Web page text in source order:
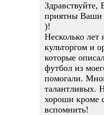
приятны Ваши
)!
Несколько лет
культоргом и
которые
футбол из
помогали.
талантливых.
хороши кроме
вспомнить!